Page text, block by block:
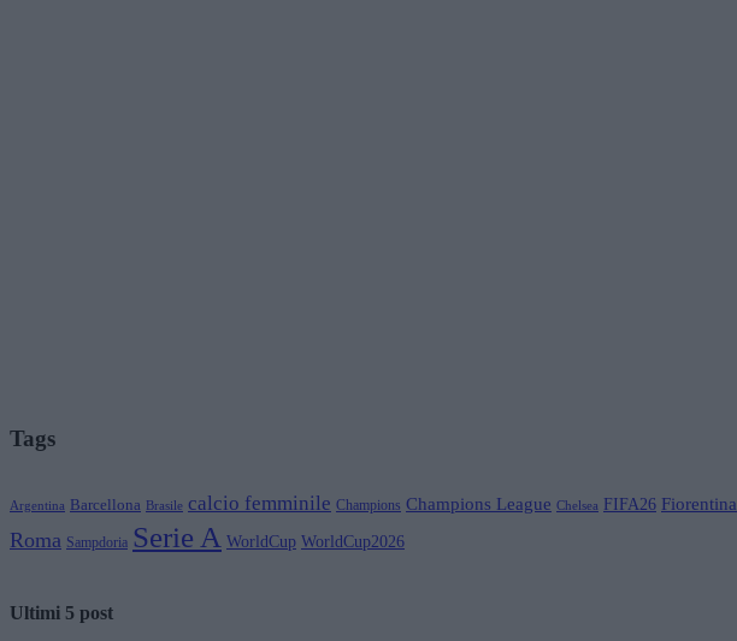
Tags
Argentina Barcellona Brasile calcio femminile Champions Champions League Chelsea FIFA26 Fiorentina
Roma Sampdoria Serie A WorldCup WorldCup2026
Ultimi 5 post